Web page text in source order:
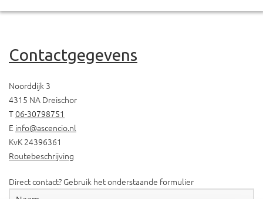
Contactgegevens
Noorddijk 3
4315 NA Dreischor
T06-30798751
E info@ascencio.nl
KvK 24396361
Routebeschrijving
Direct contact? Gebruik het onderstaande formulier